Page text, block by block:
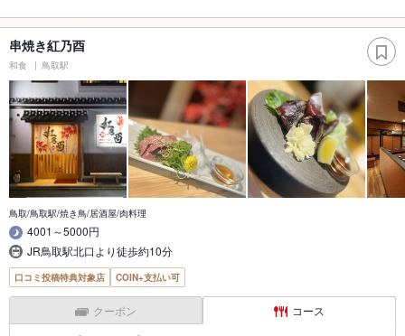
串焼き紅乃酉
和食 鳥取駅
鳥取/鳥取駅/焼き鳥/居酒屋/肉料理
4001～5000円
JR鳥取駅北口より徒歩約10分
口コミ投稿特典対象店 COIN+支払い可
クーポン コース